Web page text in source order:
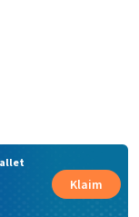
Klaim